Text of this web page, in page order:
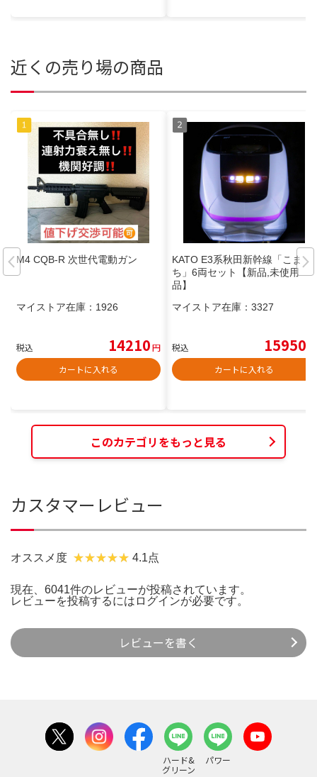
近くの売り場の商品
M4 CQB-R 次世代電動ガン
マイストア在庫： 1926
税込 14210円
カートに入れる
KATO E3系秋田新幹線「こま
ち」6両セット【新品,未使用
品】
マイストア在庫： 3327
税込 15950
カートに入れる
このカテゴリをもっと見る
カスタマーレビュー
オススメ度 4.1点
現在、6041件のレビューが投稿されています。
レビューを投稿するには ログインが必要です。
レビューを書く
ハード&
グリーン
パワー